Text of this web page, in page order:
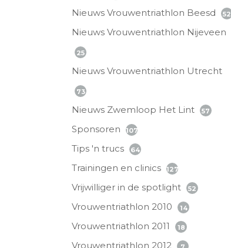
Nieuws Vrouwentriathlon Beesd 52
Nieuws Vrouwentriathlon Nijeveen
25
Nieuws Vrouwentriathlon Utrecht
73
Nieuws Zwemloop Het Lint 57
Sponsoren 107
Tips 'n trucs 64
Trainingen en clinics 127
Vrijwilliger in de spotlight 52
Vrouwentriathlon 2010 14
Vrouwentriathlon 2011 18
Vrouwentriathlon 2012